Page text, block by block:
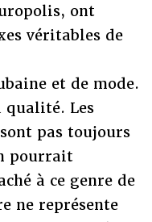
ont
véritables de
et de mode.
qualité. Les
pas toujours
pourrait
à ce genre de
ne représente